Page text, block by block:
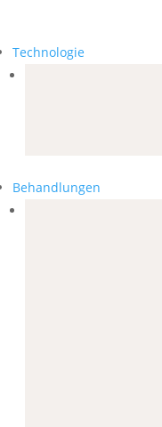
Technologie
Behandlungen